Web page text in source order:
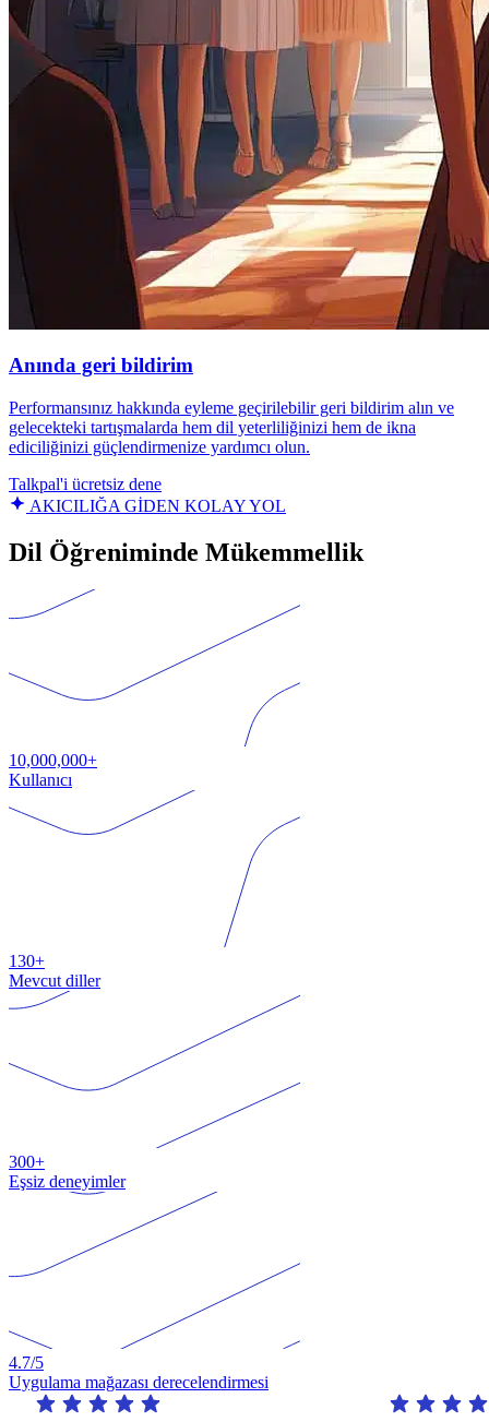
Anında geri bildirim
Performansınız hakkında eyleme geçirilebilir geri bildirim alın ve
gelecekteki tartışmalarda hem dil yeterliliğinizi hem de ikna
ediciliğinizi güçlendirmenize yardımcı olun.
Talkpal'i ücretsiz dene
AKICILIĞA GİDEN KOLAY YOL
Dil Öğreniminde Mükemmellik
10,000,000+
Kullanıcı
130+
Mevcut diller
300+
Eşsiz deneyimler
4.7/5
Uygulama mağazası derecelendirmesi